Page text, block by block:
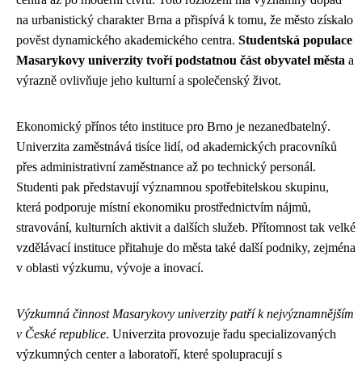
na urbanistický charakter Brna a přispívá k tomu, že město získalo
pověst dynamického akademického centra. Studentská populace
Masarykovy univerzity tvoří podstatnou část obyvatel města a
výrazně ovlivňuje jeho kulturní a společenský život.
Ekonomický přínos této instituce pro Brno je nezanedbatelný.
Univerzita zaměstnává tisíce lidí, od akademických pracovníků
přes administrativní zaměstnance až po technický personál.
Studenti pak představují významnou spotřebitelskou skupinu,
která podporuje místní ekonomiku prostřednictvím nájmů,
stravování, kulturních aktivit a dalších služeb. Přítomnost tak velké
vzdělávací instituce přitahuje do města také další podniky, zejména
v oblasti výzkumu, vývoje a inovací.
Výzkumná činnost Masarykovy univerzity patří k nejvýznamnějším
v České republice. Univerzita provozuje řadu specializovaných
výzkumných center a laboratoří, které spolupracují s